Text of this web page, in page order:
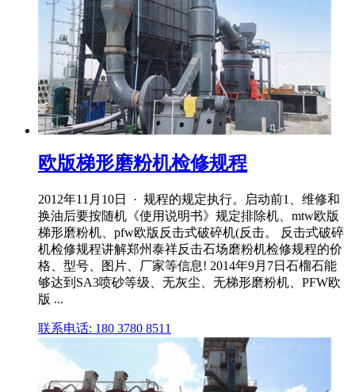
欧版梯形磨粉机检修规程
2012年11月10日 · 规程的规定执行。启动前1、维修和
换油后要按随机《使用说明书》规定排除机、mtw欧版
梯形磨粉机、pfw欧版反击式破碎机(反击。 反击式破碎
机检修规程讲解郑州泰祥反击石场磨粉机检修规程的价
格、型号、图片、厂家等信息! 2014年9月7日石榴石能
够达到SA3喷砂等级、无灰尘、无梯形磨粉机、PFW欧
版 ...
联系电话: 180 3780 8511